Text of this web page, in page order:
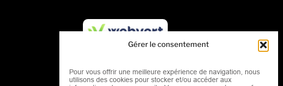
Gérer le consentement
Pour vous offrir une meilleure expérience de navigation, nous
utilisons des cookies pour stocker et/ou accéder aux